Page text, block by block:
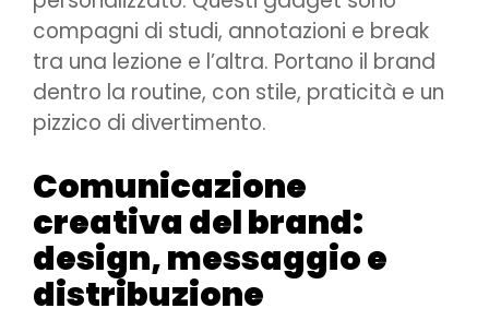
compagni di studi, annotazioni e break
tra una lezione e l’altra. Portano il brand
dentro la routine, con stile, praticità e un
pizzico di divertimento.
Comunicazione
creativa del brand:
design, messaggio e
distribuzione